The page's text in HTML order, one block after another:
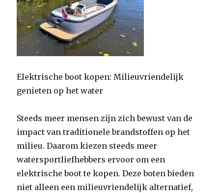
Elektrische boot kopen: Milieuvriendelijk
genieten op het water
Steeds meer mensen zijn zich bewust van de
impact van traditionele brandstoffen op het
milieu. Daarom kiezen steeds meer
watersportliefhebbers ervoor om een
elektrische boot te kopen. Deze boten bieden
niet alleen een milieuvriendelijk alternatief,